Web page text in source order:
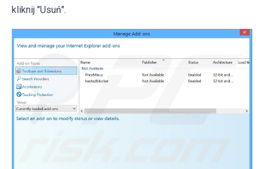
kliknij "Usuń".